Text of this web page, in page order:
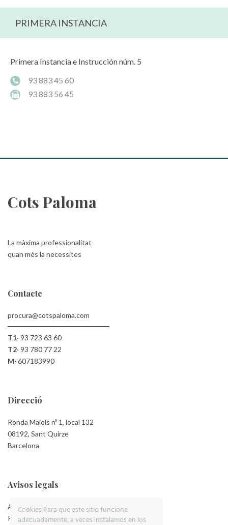
PRIMERA INSTANCIA
Primera Instancia e Instrucción núm. 5
93 883 45 60
93 883 56 45
Cots Paloma
La màxima professionalitat
quan més la necessites
Contacte
procura@cotspaloma.com
T1· 93 723 63 60
T2· 93 780 77 22
M·607183990
Direcció
Ronda Maiols nº 1, local 132
08192, Sant Quirze
Barcelona
Avisos legals
Aviso Legal
Política de Privacidad
Cookies Para que este sitio funcione
adecuadamente, a veces instalamos en los